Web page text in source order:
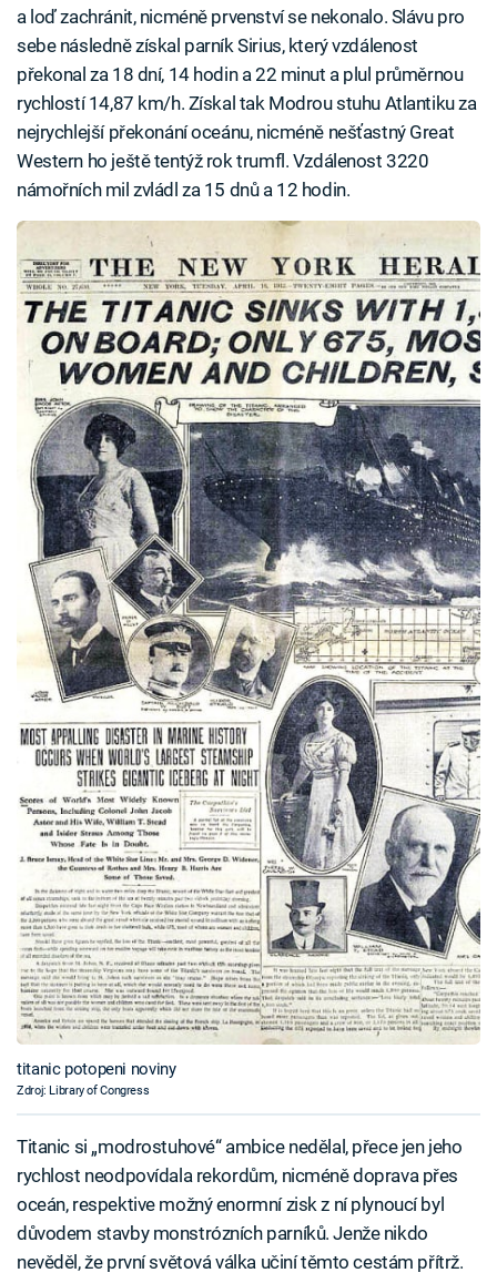
a loď zachránit, nicméně prvenství se nekonalo. Slávu pro
sebe následně získal parník Sirius, který vzdálenost
překonal za 18 dní, 14 hodin a 22 minut a plul průměrnou
rychlostí 14,87 km/h. Získal tak Modrou stuhu Atlantiku za
nejrychlejší překonání oceánu, nicméně nešťastný Great
Western ho ještě tentýž rok trumfl. Vzdálenost 3220
námořních mil zvládl za 15 dnů a 12 hodin.
titanic potopeni noviny
Zdroj: Library of Congress
Titanic si „modrostuhové“ ambice nedělal, přece jen jeho
rychlost neodpovídala rekordům, nicméně doprava přes
oceán, respektive možný enormní zisk z ní plynoucí byl
důvodem stavby monstrózních parníků. Jenže nikdo
nevěděl, že první světová válka učiní těmto cestám přítrž.